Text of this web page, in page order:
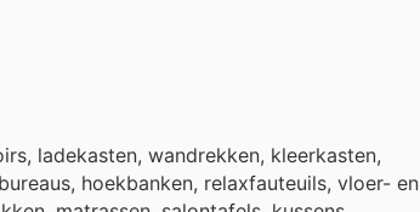
ladekasten, wandrekken, kleerkasten,
hoekbanken, relaxfauteuils, vloer- en